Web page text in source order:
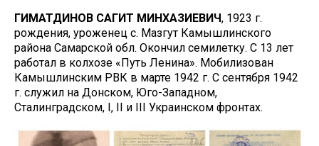
ГИМАТДИНОВ САГИТ МИНХАЗИЕВИЧ, 1923 г.
рождения, уроженец с. Мазгут Камышлинского
района Самарской обл. Окончил семилетку. С 13 лет
работал в колхозе «Путь Ленина». Мобилизован
Камышлинским РВК в марте 1942 г. С сентября 1942
г. служил на Донском, Юго-Западном,
Сталинградском, I, II и III Украинском фронтах.